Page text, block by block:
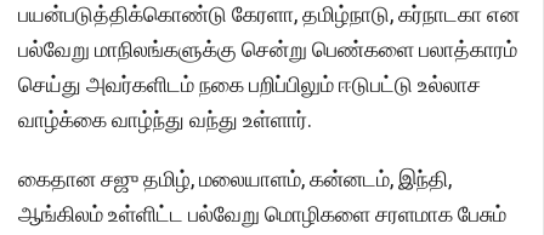
பயன்படுத்திக்கொண்டு கேரளா, தமிழ்நாடு, கர்நாடகா என
பல்வேறு மாநிலங்களுக்கு சென்று பெண்களை பலாத்காரம்
செய்து அவர்களிடம் நகை பறிப்பிலும் ஈடுபட்டு உல்லாச
வாழ்க்கை வாழ்ந்து வந்து உள்ளார்.
கைதான சஜு தமிழ், மலையாளம், கன்னடம், இந்தி,
ஆங்கிலம் உள்ளிட்ட பல்வேறு மொழிகளை சரளமாக பேசும்